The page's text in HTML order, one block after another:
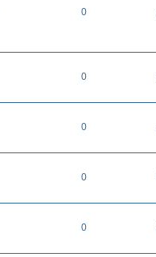
0
0
0
0
0